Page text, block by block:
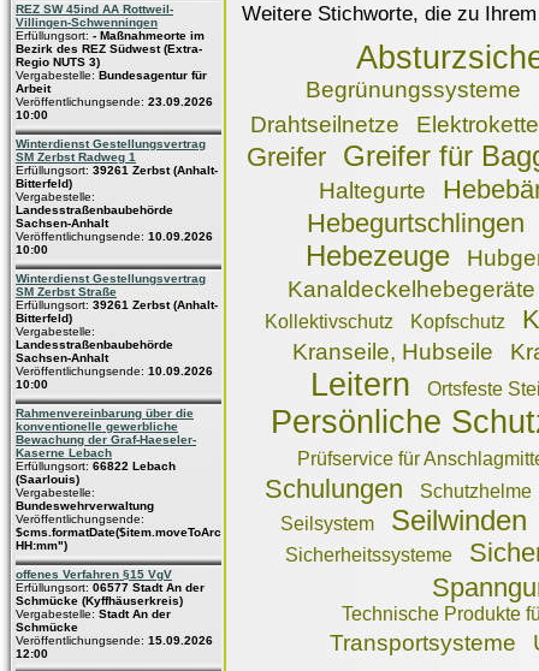
REZ SW 45ind AA Rottweil-
Villingen-Schwenningen
Erfüllungsort: - Maßnahmeorte im
Bezirk des REZ Südwest (Extra-
Regio NUTS 3)
Vergabestelle: Bundesagentur für
Arbeit
Veröffentlichungsende: 23.09.2026
10:00
Winterdienst Gestellungsvertrag
SM Zerbst Radweg 1
Erfüllungsort: 39261 Zerbst (Anhalt-
Bitterfeld)
Vergabestelle:
Landesstraßenbaubehörde
Sachsen-Anhalt
Veröffentlichungsende: 10.09.2026
10:00
Winterdienst Gestellungsvertrag
SM Zerbst Straße
Erfüllungsort: 39261 Zerbst (Anhalt-
Bitterfeld)
Vergabestelle:
Landesstraßenbaubehörde
Sachsen-Anhalt
Veröffentlichungsende: 10.09.2026
10:00
Rahmenvereinbarung über die
konventionelle gewerbliche
Bewachung der Graf-Haeseler-
Kaserne Lebach
Erfüllungsort: 66822 Lebach
(Saarlouis)
Vergabestelle:
Bundeswehrverwaltung
Veröffentlichungsende:
$cms.formatDate($item.moveToArchive,"dd.MM.yyyy
HH:mm")
offenes Verfahren §15 VgV
Erfüllungsort: 06577 Stadt An der
Schmücke (Kyffhäuserkreis)
Vergabestelle: Stadt An der
Schmücke
Veröffentlichungsende: 15.09.2026
12:00
Weitere Stichworte, die zu
Begrünungssysteme
Drahtseilnetze
Greifer Greifer für
Haltegurte
Hebegurtschlingen
Hebezeuge
Kanaldeckelhebegeräte
Kollektivschutz Kopfschutz
Kranseile, Hubseile
Leitern Ortsfeste
Persönliche
Prüfservice für
Schulungen
Schutzhelme
Seilsystem
Seilwinden
Sicherheitssysteme
Technische Produkte
Transportsysteme